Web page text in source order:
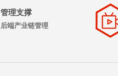
管理支撑
后端产业链管理